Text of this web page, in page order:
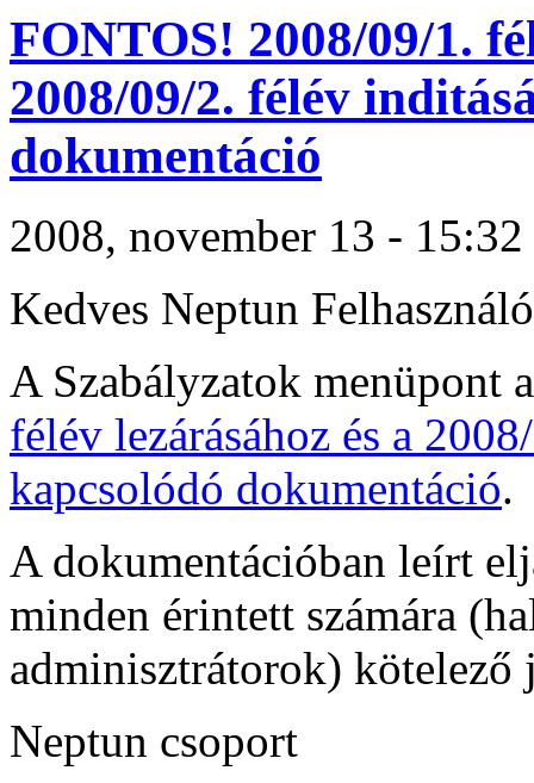
FONTOS! 2008/09/1.
2008/09/2. félév
dokumentáció
2008, november 13 -
Kedves Neptun
A Szabályzatok menüpont
félév lezárásához és a
kapcsolódó dokumentáció.
A dokumentációban leírt
minden érintett számára
adminisztrátorok) kötelező
Neptun csoport